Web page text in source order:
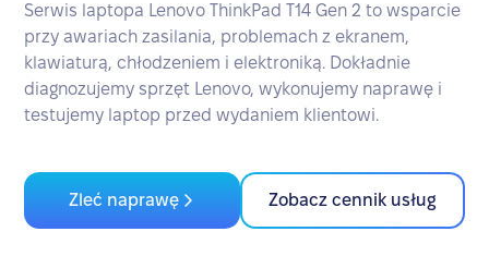
Serwis laptopa Lenovo ThinkPad T14 Gen 2 to wsparcie
przy awariach zasilania, problemach z ekranem,
klawiaturą, chłodzeniem i elektroniką. Dokładnie
diagnozujemy sprzęt Lenovo, wykonujemy naprawę i
testujemy laptop przed wydaniem klientowi.
Zleć naprawę Zobacz cennik usług